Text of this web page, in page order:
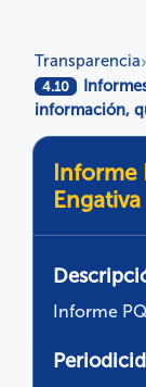
Transparencia›
4.10
información,
Informe
Engativa
Informe